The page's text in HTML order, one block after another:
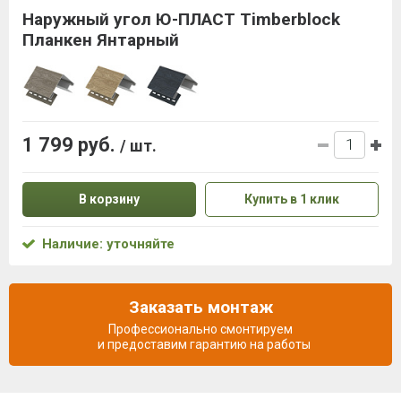
Наружный угол Ю-ПЛАСТ Timberblock
Планкен Янтарный
1 799 руб. / шт.
В корзину Купить в 1 клик
Наличие: уточняйте
Заказать монтаж
Профессионально смонтируем
и предоставим гарантию на работы